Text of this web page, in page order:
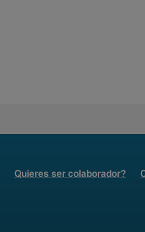
Quieres ser colaborador?